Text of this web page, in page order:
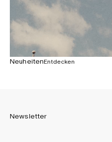
NeuheitenEntdecken
Newsletter